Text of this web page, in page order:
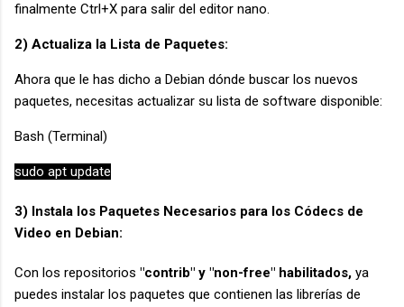
finalmente Ctrl+X para salir del editor nano.
2) Actualiza la Lista de Paquetes:
Ahora que le has dicho a Debian dónde buscar los nuevos
paquetes, necesitas actualizar su lista de software disponible:
Bash (Terminal)
sudo apt update
3) Instala los Paquetes Necesarios para los Códecs de
Video en Debian:
Con los repositorios "contrib" y "non-free" habilitados, ya
puedes instalar los paquetes que contienen las librerías de